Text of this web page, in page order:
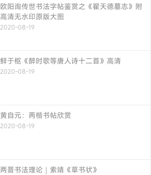
欧阳询传世书法字帖鉴赏之《翟天德墓志》附
高清无水印原版大图
2020-08-19
鲜于枢《醉时歌等唐人诗十二首》高清
2020-08-19
黄自元：两楷书帖欣赏
2020-08-19
两晋书法理论｜索靖《草书状》